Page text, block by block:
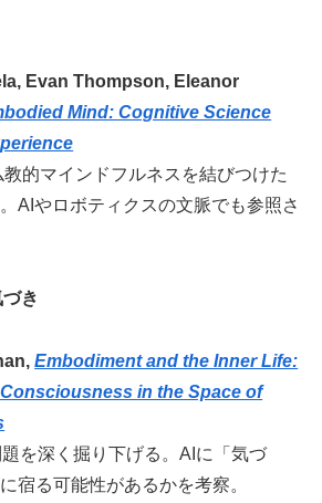
Evan Thompson, Eleanor
Mind: Cognitive Science
的マインドフルネスを結びつけた
AIやロボティクスの文脈でも参照さ
き
Embodiment and the Inner Life:
in the Space of
を深く掘り下げる。AIに「気づ
宿る可能性があるかを考察。